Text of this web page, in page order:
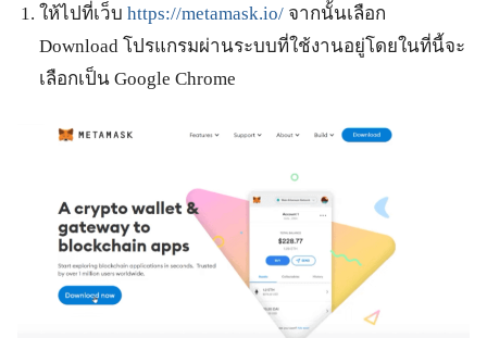
ให้ไปที่เว็บhttps://metamask.io/ จากนั้นเลือก
Download โปรแกรมผ่านระบบที่ใช้งานอยู่โดยในที่นี้จะ
เลือกเป็น Google Chrome